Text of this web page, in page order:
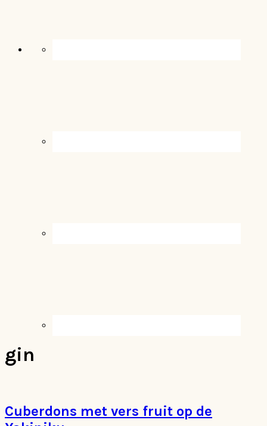
gin
Cuberdons met vers fruit op de